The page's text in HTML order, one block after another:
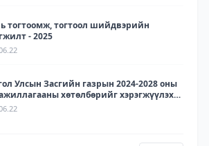
тогтоомж, тогтоол шийдвэрийн
- 2025
Улсын Засгийн газрын 2024-2028 оны
хөтөлбөрийг хэрэгжүүлэх
хэмжээний төлөвлөгөөний хэрэгжилт -